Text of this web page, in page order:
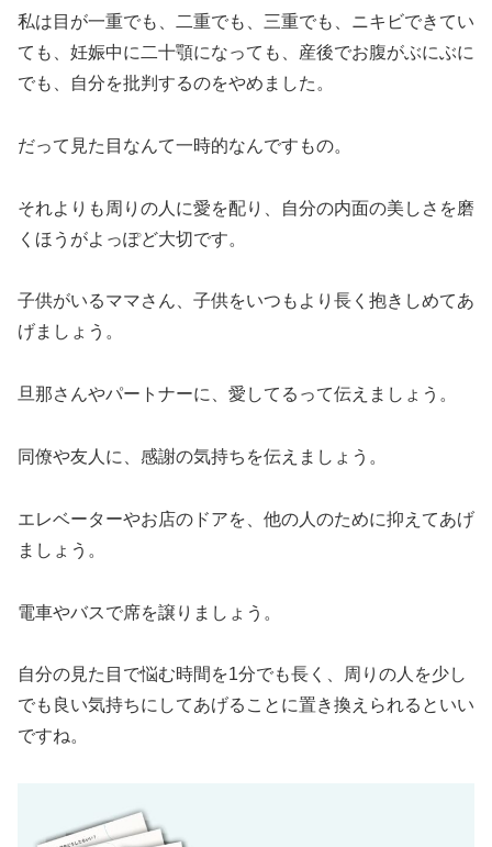
私は目が一重でも、二重でも、三重でも、ニキビできてい
ても、妊娠中に二十顎になっても、産後でお腹がぶにぶに
でも、自分を批判するのをやめました。
だって見た目なんて一時的なんですもの。⁣
それよりも周りの人に愛を配り、自分の内面の美しさを磨
くほうがよっぽど大切です。
子供がいるママさん、子供をいつもより長く抱きしめてあ
げましょう。
旦那さんやパートナーに、愛してるって伝えましょう。
同僚や友人に、感謝の気持ちを伝えましょう。
エレベーターやお店のドアを、他の人のために抑えてあげ
ましょう。
電車やバスで席を譲りましょう。
自分の見た目で悩む時間を1分でも長く、周りの人を少し
でも良い気持ちにしてあげることに置き換えられるといい
ですね。